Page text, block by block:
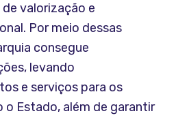
valorização e
Por meio dessas
consegue
levando
e serviços para os
o Estado, além de garantir